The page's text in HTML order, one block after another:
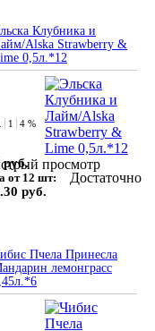
Клубника и
Alska Strawberry &
0,5л.*12
просмотр
1 4 %
руб.
от 12 шт:
руб.
Достаточно
Пчела Принесла
лемонграсс